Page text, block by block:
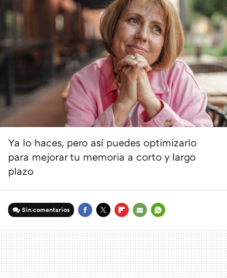
Ya lo haces, pero así puedes optimizarlo
para mejorar tu memoria a corto y largo
plazo
Sin comentarios
MAIL